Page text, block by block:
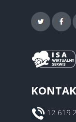
12 619